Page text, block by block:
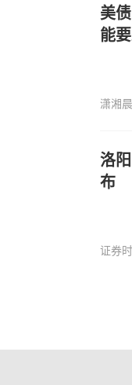
美
能
潇湘
洛
布
证券